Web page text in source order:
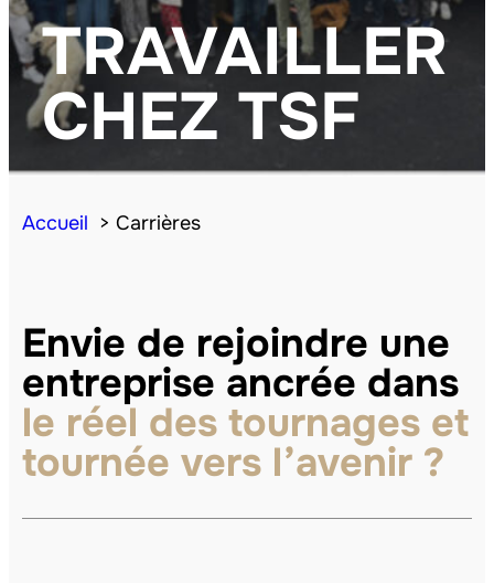
TRAVAILLER
CHEZ TSF
Accueil Carrières
Envie de rejoindre une
entreprise ancrée dans
le réel des tournages et
tournée vers l’avenir ?